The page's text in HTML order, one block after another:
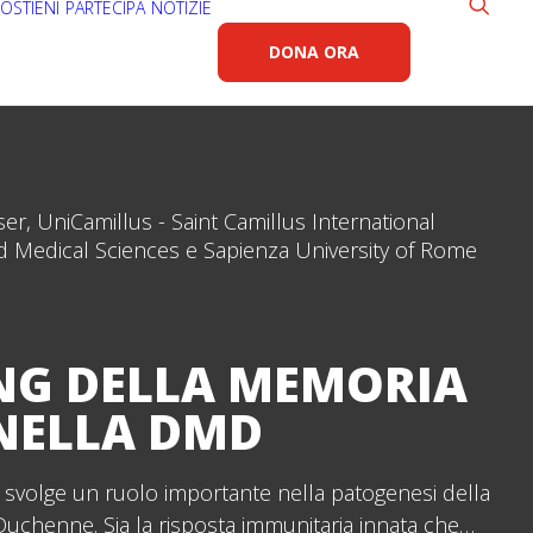
PARTECIPA NOTIZIE
DONA ORA
UniCamillus - Saint Camillus International
Medical Sciences e Sapienza University of Rome
DELLA MEMORIA
DMD
svolge un ruolo importante nella patogenesi della
Sia la risposta immunitaria innata che…